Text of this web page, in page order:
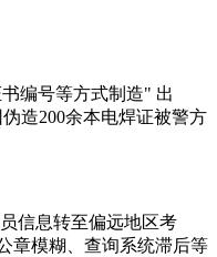
编号等方式制造" 出
造200余本电焊证被警方
信息转至偏远地区考
章模糊、查询系统滞后等